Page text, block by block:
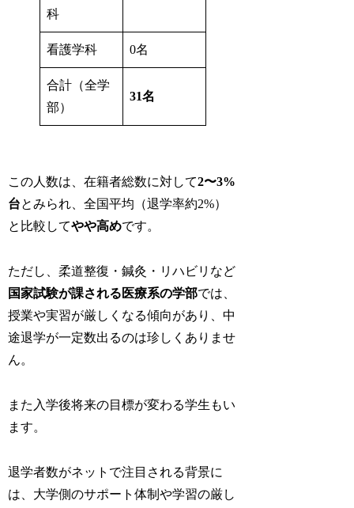
科
看護学科 0名
合計（全学
部）
31名
この人数は、在籍者総数に対して2〜3%
台とみられ、全国平均（退学率約2%）
と比較してやや高めです。
ただし、柔道整復・鍼灸・リハビリなど
国家試験が課される医療系の学部では、
授業や実習が厳しくなる傾向があり、中
途退学が一定数出るのは珍しくありませ
ん。
また入学後将来の目標が変わる学生もい
ます。
退学者数がネットで注目される背景に
は、大学側のサポート体制や学習の厳し